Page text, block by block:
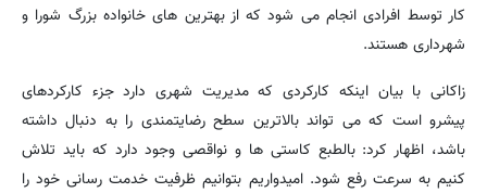
کار توسط افرادی انجام می شود که از بهترین های خانواده بزرگ شورا و
شهرداری هستند.
زاکانی با بیان اینکه کارکردی که مدیریت شهری دارد جزء کارکردهای
پیشرو است که می تواند بالاترین سطح رضایتمندی را به دنبال داشته
باشد، اظهار کرد: بالطبع کاستی ها و نواقصی وجود دارد که باید تلاش
کنیم به سرعت رفع شود. امیدواریم بتوانیم ظرفیت خدمت رسانی خود را